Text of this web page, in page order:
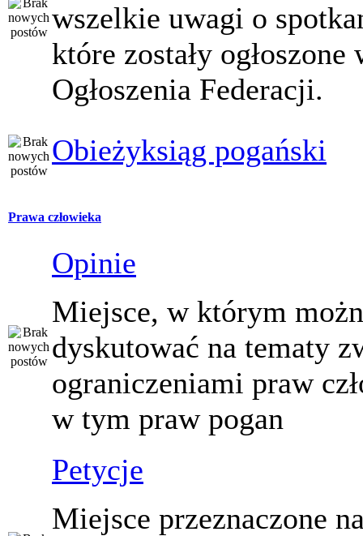
wszelkie uwagi o
które zostały ogłoszone
Ogłoszenia Federacji.
Obieżyksiąg pogański
Prawa człowieka
Opinie
Miejsce, w którym
dyskutować na tematy
ograniczeniami praw
w tym praw pogan
Petycje
Miejsce przeznaczone